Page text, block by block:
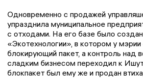
Одновременно с продажей
упразднила муниципальное
с отходами. На его базе было
«Экотехнологии», в котором у
блокирующий пакет, а контроль над
сладким бизнесом переходил к
блокпакет был ему же и продан